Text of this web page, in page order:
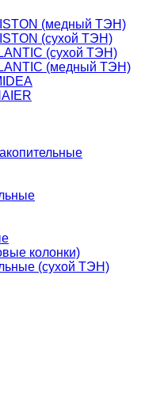
(медный ТЭН)
(сухой ТЭН)
(сухой ТЭН)
(медный ТЭН)
колонки)
(сухой ТЭН)